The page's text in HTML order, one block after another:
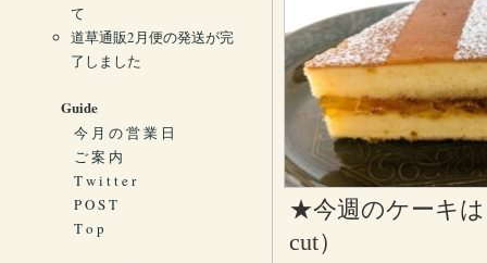
★今週のケーキは
cut）
て
道草通販2月便の発送が完
了しました
Guide
今 月 の 営 業 日
ご 案 内
T w i t t e r
P O S T
T o p